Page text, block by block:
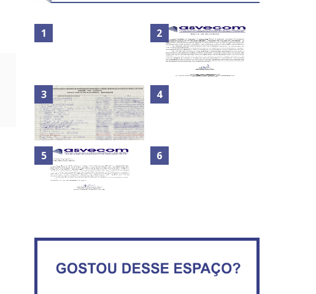
Secretaria da Fazenda abre
Maior São João do Cerrado